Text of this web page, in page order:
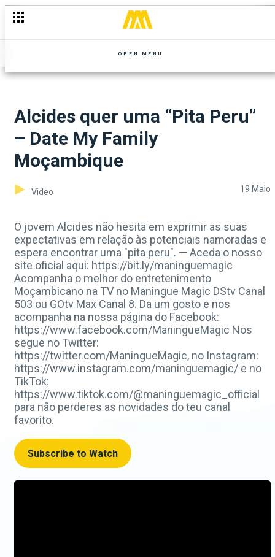
OPEN MENU
Alcides quer uma “Pita Peru”
– Date My Family
Moçambique
Video 19 Maio
O jovem Alcides não hesita em exprimir as suas
expectativas em relação às potenciais namoradas e
espera encontrar uma "pita peru". — Aceda o nosso
site oficial aqui: https://bit.ly/maninguemagic
Acompanha o melhor do entretenimento
Moçambicano na TV no Maningue Magic DStv Canal
503 ou GOtv Max Canal 8. Da um gosto e nos
acompanha na nossa página do Facebook:
https://www.facebook.com/ManingueMagic Nos
segue no Twitter:
https://twitter.com/ManingueMagic, no Instagram:
https://www.instagram.com/maninguemagic/ e no
TikTok:
https://www.tiktok.com/@maninguemagic_official
para não perderes as novidades do teu canal
favorito.
Subscribe to Watch